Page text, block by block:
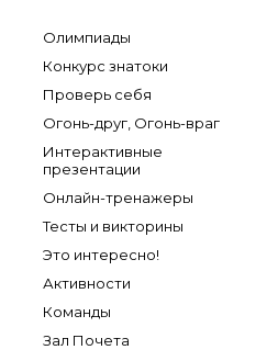
Олимпиады
Конкурс знатоки
Проверь себя
Огонь-друг, Огонь-враг
Интерактивные
презентации
Онлайн-тренажеры
Тесты и викторины
Это интересно!
Активности
Команды
Зал Почета